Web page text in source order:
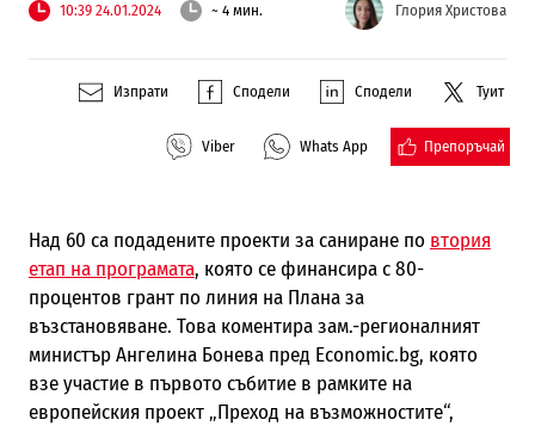
10:39 24.01.2024 ~ 4 мин. Глория Христова
Изпрати Сподели Сподели Туит
Viber Whats App Препоръчай
Над 60 са подадените проекти за саниране по втория
етап на програмата, която се финансира с 80-
процентов грант по линия на Плана за
възстановяване. Това коментира зам.-регионалният
министър Ангелина Бонева пред Economic.bg, която
взе участие в първото събитие в рамките на
европейския проект „Преход на възможностите“,